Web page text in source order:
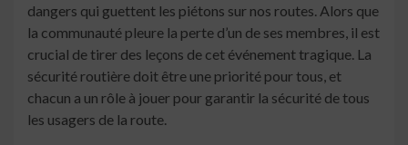
dangers qui guettent les piétons sur nos routes. Alors que
la communauté pleure la perte d’un de ses membres, il est
crucial de tirer des leçons de cet événement tragique. La
sécurité routière doit être une priorité pour tous, et
chacun a un rôle à jouer pour garantir la sécurité de tous
les usagers de la route.